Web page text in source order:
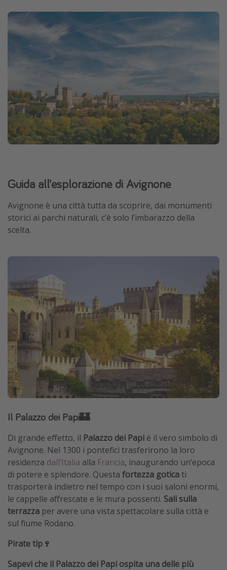
Guida all’esplorazione di Avignone
Avignone è una città tutta da scoprire, dai monumenti
storici ai parchi naturali, c’è solo l’imbarazzo della
scelta.
Il Palazzo dei Papi🏰
Di grande effetto, il Palazzo dei Papi è il vero simbolo di
Avignone. Nel 1300 i pontefici trasferirono la loro
residenza dall’Italia alla Francia, inaugurando un’epoca
di potere e splendore. Questa fortezza gotica ti
trasporterà indietro nel tempo con i suoi saloni enormi,
le cappelle affrescate e le mura possenti. Sali sulla
terrazza per avere una vista spettacolare sulla città e
sul fiume Rodano.
Pirate tip🍷
Sapevi che il Palazzo dei Papi ospita una delle più